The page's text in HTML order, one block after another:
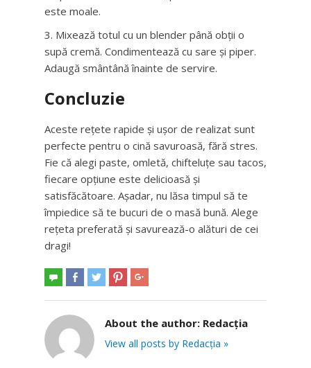
este moale.
Mixează totul cu un blender până obții o
supă cremă. Condimentează cu sare și piper.
Adaugă smântână înainte de servire.
Concluzie
Aceste rețete rapide și ușor de realizat sunt
perfecte pentru o cină savuroasă, fără stres.
Fie că alegi paste, omletă, chifteluțe sau tacos,
fiecare opțiune este delicioasă și
satisfăcătoare. Așadar, nu lăsa timpul să te
împiedice să te bucuri de o masă bună. Alege
rețeta preferată și savurează-o alături de cei
dragi!
About the author: Redacția
View all posts by Redacția »